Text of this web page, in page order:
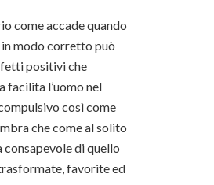
come accade quando
modo corretto può
positivi che
facilita l’uomo nel
così come
che come al solito
consapevole di quello
favorite ed